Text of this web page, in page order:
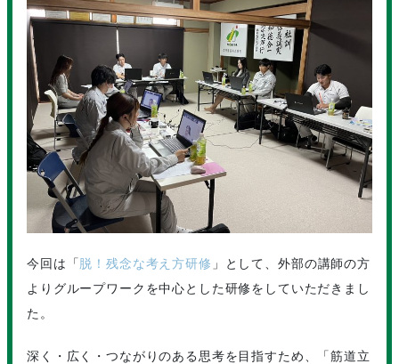
今回は「 脱！残念な考え方研修 」として、外部の講師の方
よりグループワークを中心とした研修をしていただきまし
た。
深く・広く・つながりのある思考を目指すため、「筋道立